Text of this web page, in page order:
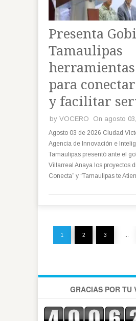
Presenta
Tamaulipas
para
y facilitar
by VOCERO On agosto
Agosto 03 de 2026 Ciudad
Agencia de Innovación e
Tamaulipas presentó ante el
Villarreal Anaya los proyectos
Conecta” y “Tamaulipas te
1 2 3
GRACIAS POR TU